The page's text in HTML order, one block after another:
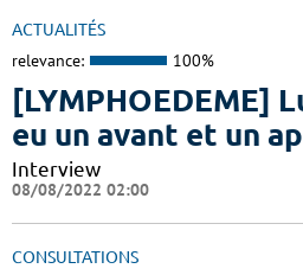
ACTUALITÉS
relevance: 100%
[LYMPHOEDEME]
eu un avant et un
Interview
08/08/2022 02:00
CONSULTATIONS